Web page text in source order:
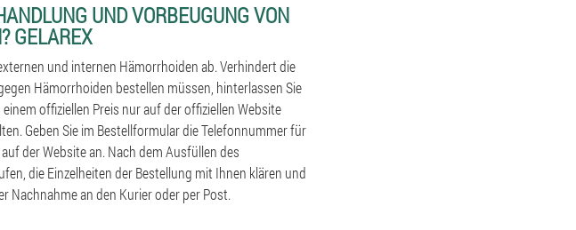
UND VORBEUGUNG VON
GELAREX
und internen Hämorrhoiden ab. Verhindert die
Hämorrhoiden bestellen müssen, hinterlassen Sie
offiziellen Preis nur auf der offiziellen Website
Geben Sie im Bestellformular die Telefonnummer für
der Website an. Nach dem Ausfüllen des
die Einzelheiten der Bestellung mit Ihnen klären und
Nachnahme an den Kurier oder per Post.